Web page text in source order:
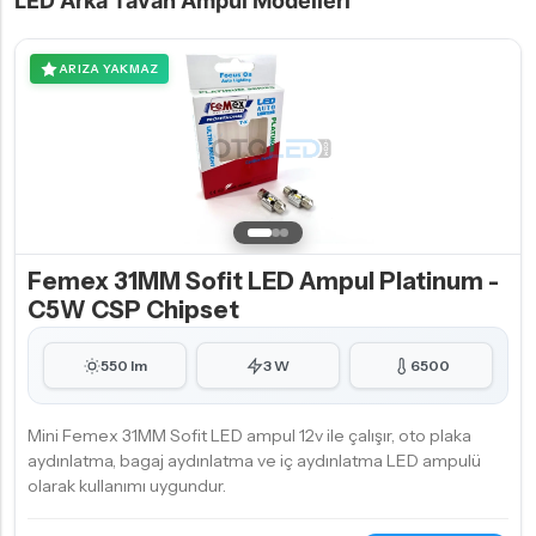
ARIZA YAKMAZ
Femex 31MM Sofit LED Ampul Platinum -
C5W CSP Chipset
550 lm 3 W 6500
Mini Femex 31MM Sofit LED ampul 12v ile çalışır, oto plaka
aydınlatma, bagaj aydınlatma ve iç aydınlatma LED ampulü
olarak kullanımı uygundur.